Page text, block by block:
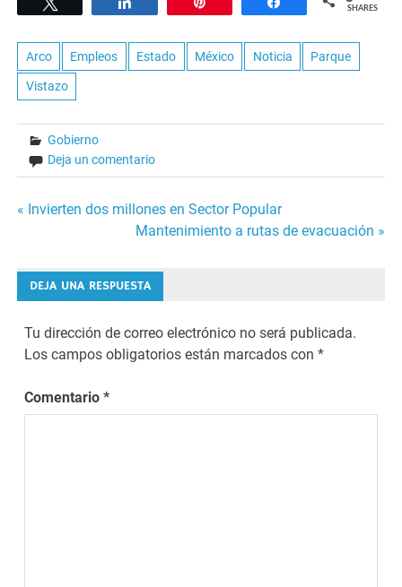
SHARES
Arco Empleos Estado México Noticia Parque
Vistazo
Gobierno
Deja un comentario
Navegación
entradas
« Invierten dos millones en Sector Popular
Mantenimiento a rutas de evacuación »
DEJA UNA RESPUESTA
Tu dirección de correo electrónico no será publicada.
Los campos obligatorios están marcados con*
Comentario*